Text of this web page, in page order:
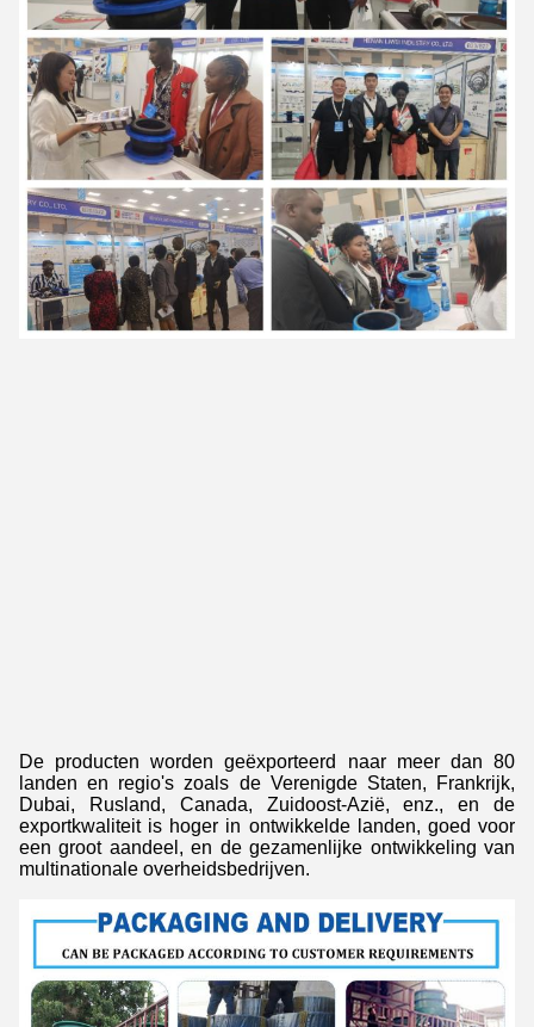
De producten worden geëxporteerd naar meer dan 80
landen en regio's zoals de Verenigde Staten, Frankrijk,
Dubai, Rusland, Canada, Zuidoost-Azië, enz., en de
exportkwaliteit is hoger in ontwikkelde landen, goed voor
een groot aandeel, en de gezamenlijke ontwikkeling van
multinationale overheidsbedrijven.